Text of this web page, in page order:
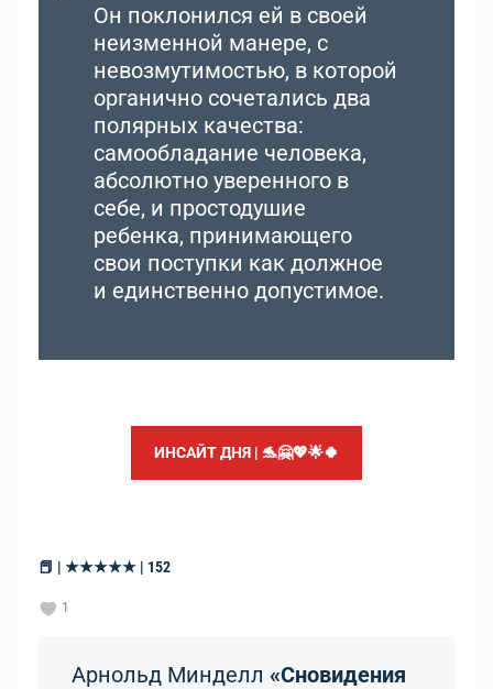
Он поклонился ей в своей
неизменной манере, с
невозмутимостью, в которой
органично сочетались два
полярных качества:
самообладание человека,
абсолютно уверенного в
себе, и простодушие
ребенка, принимающего
свои поступки как должное
и единственно допустимое.
ИНСАЙТ ДНЯ | 🐬🤗💖🌟🍀
📕 | ★★★★★ | 152
1
Арнольд Минделл «Сновидения